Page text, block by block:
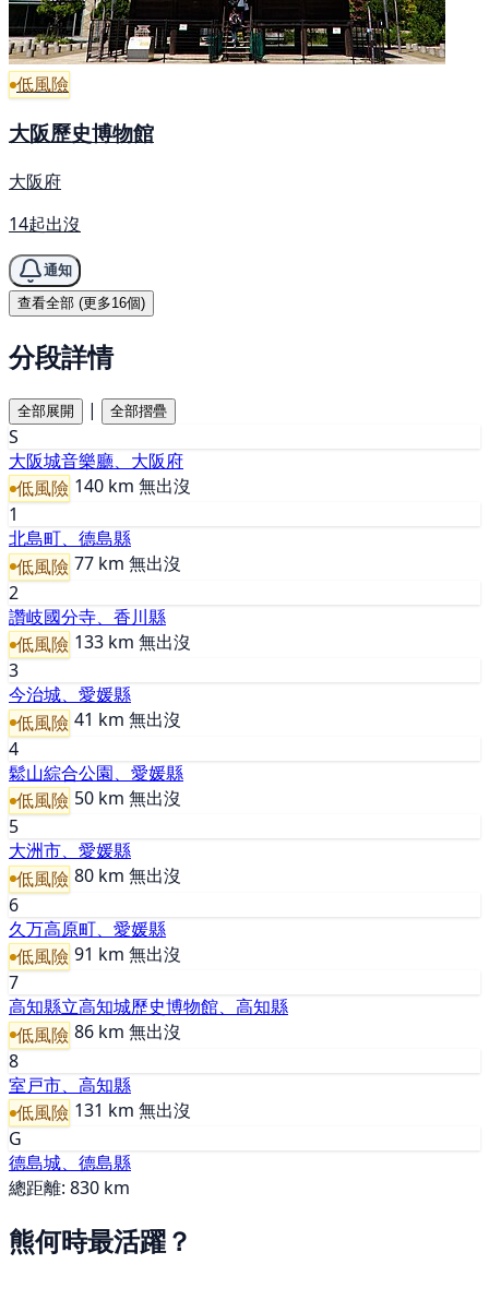
低風險
大阪歷史博物館
大阪府
14起出沒
通知
查看全部 (更多16個)
分段詳情
全部展開 | 全部摺疊
S
大阪城音樂廳、大阪府
低風險 140 km 無出沒
1
北島町、德島縣
低風險 77 km 無出沒
2
讚岐國分寺、香川縣
低風險 133 km 無出沒
3
今治城、愛媛縣
低風險 41 km 無出沒
4
鬆山綜合公園、愛媛縣
低風險 50 km 無出沒
5
大洲市、愛媛縣
低風險 80 km 無出沒
6
久万高原町、愛媛縣
低風險 91 km 無出沒
7
高知縣立高知城歷史博物館、高知縣
低風險 86 km 無出沒
8
室戸市、高知縣
低風險 131 km 無出沒
G
德島城、德島縣
總距離: 830 km
熊何時最活躍？